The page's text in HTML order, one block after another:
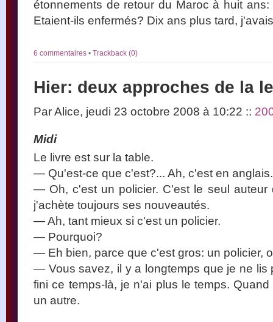
étonnements de retour du Maroc à huit
Etaient-ils enfermés? Dix ans plus tard,
6 commentaires • Trackback (0)
Hier: deux approches de la
Par Alice, jeudi 23 octobre 2008 à 10:22 ::
Midi
Le livre est sur la table.
— Qu'est-ce que c'est?... Ah, c'est en
— Oh, c'est un policier. C'est le seul auteur
j'achète toujours ses nouveautés.
— Ah, tant mieux si c'est un policier.
— Pourquoi?
— Eh bien, parce que c'est gros: un policier,
— Vous savez, il y a longtemps que je ne lis
fini ce temps-là, je n'ai plus le temps.
un autre.